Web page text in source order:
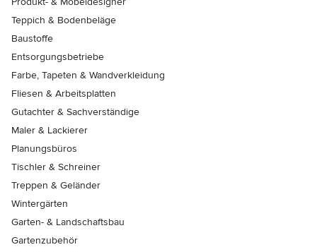
Teppich & Bodenbeläge
Baustoffe
Entsorgungsbetriebe
Farbe, Tapeten & Wandverkleidung
Fliesen & Arbeitsplatten
Gutachter & Sachverständige
Maler & Lackierer
Planungsbüros
Tischler & Schreiner
Treppen & Geländer
Wintergärten
Garten- & Landschaftsbau
Gartenzubehör